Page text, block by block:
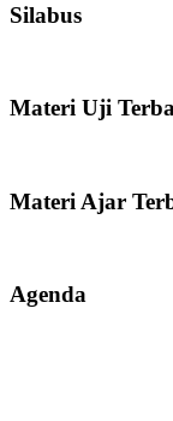
Silabus
Materi Uji
Materi Ajar
Agenda